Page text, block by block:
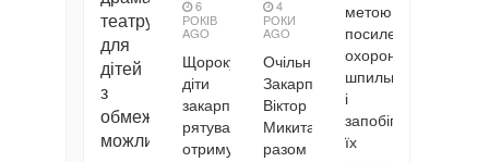
театру
для
дітей
з
обмеженими
можливостями
6
РОКІВ
AGO
Щороку
діти
закарпатських
рятувальників
отримують
4
РОКИ
AGO
Очільник
Закарпаття
Віктор
Микита
разом
метою
посилення
охорони
шпилькових
і
запобігання
їх